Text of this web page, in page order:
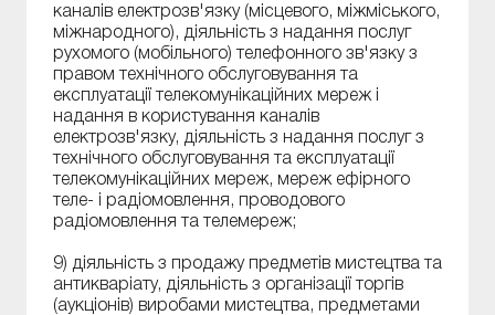
каналів електрозв'язку (місцевого, міжміського,
міжнародного), діяльність з надання послуг
рухомого (мобільного) телефонного зв'язку з
правом технічного обслуговування та
експлуатації телекомунікаційних мереж і
надання в користування каналів
електрозв'язку, діяльність з надання послуг з
технічного обслуговування та експлуатації
телекомунікаційних мереж, мереж ефірного
теле- і радіомовлення, проводового
радіомовлення та телемереж;
9) діяльність з продажу предметів мистецтва та
антикваріату, діяльність з організації торгів
(аукціонів) виробами мистецтва, предметами